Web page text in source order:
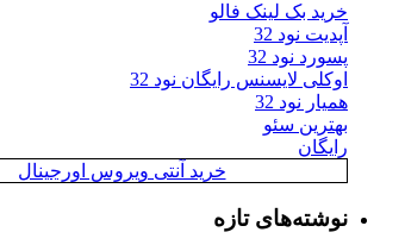
خرید بک لینک فالو
آپدیت نود 32
پسورد نود 32
اوکلی لایسنس رایگان نود 32
همیار نود 32
بهترین سئو
رایگان
خرید آنتی ویروس اورجینال
نوشته‌های تازه